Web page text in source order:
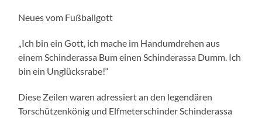
Neues vom Fußballgott
„Ich bin ein Gott, ich mache im Handumdrehen aus
einem Schinderassa Bum einen Schinderassa Dumm. Ich
bin ein Unglücksrabe!“
Diese Zeilen waren adressiert an den legendären
Torschützenkönig und Elfmeterschinder Schinderassa